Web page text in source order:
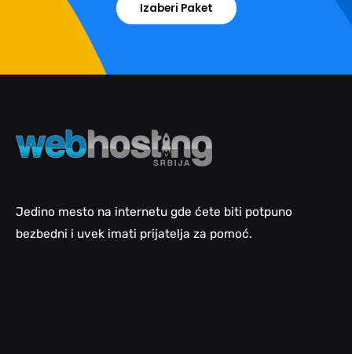
Izaberi Paket
Jedino mesto na internetu gde ćete biti potpuno
bezbedni i uvek imati prijatelja za pomoć.